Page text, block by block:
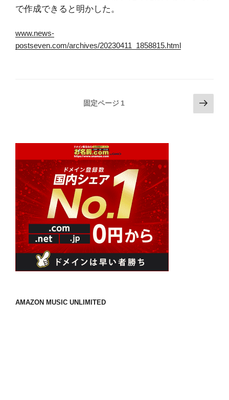
で作成できると明かした。
www.news-
postseven.com/archives/20230411_1858815.html
ペ
ー
ジ
送
り
固定ページ 1
次
の
AMAZON MUSIC UNLIMITED